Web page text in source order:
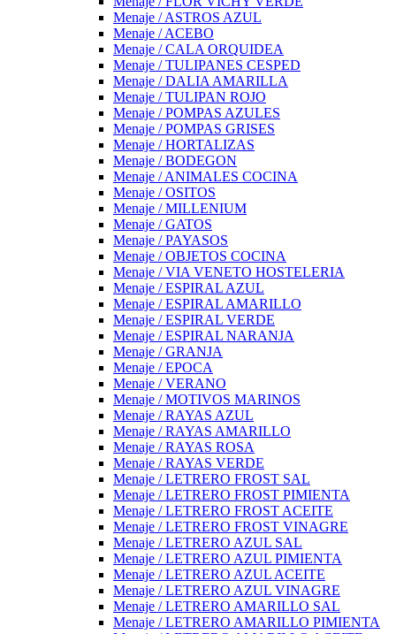
Menaje / ASTROS AZUL
Menaje / ACEBO
Menaje / CALA ORQUIDEA
Menaje / TULIPANES CESPED
Menaje / DALIA AMARILLA
Menaje / TULIPAN ROJO
Menaje / POMPAS AZULES
Menaje / POMPAS GRISES
Menaje / HORTALIZAS
Menaje / BODEGON
Menaje / ANIMALES COCINA
Menaje / OSITOS
Menaje / MILLENIUM
Menaje / GATOS
Menaje / PAYASOS
Menaje / OBJETOS COCINA
Menaje / VIA VENETO HOSTELERIA
Menaje / ESPIRAL AZUL
Menaje / ESPIRAL AMARILLO
Menaje / ESPIRAL VERDE
Menaje / ESPIRAL NARANJA
Menaje / GRANJA
Menaje / EPOCA
Menaje / VERANO
Menaje / MOTIVOS MARINOS
Menaje / RAYAS AZUL
Menaje / RAYAS AMARILLO
Menaje / RAYAS ROSA
Menaje / RAYAS VERDE
Menaje / LETRERO FROST SAL
Menaje / LETRERO FROST PIMIENTA
Menaje / LETRERO FROST ACEITE
Menaje / LETRERO FROST VINAGRE
Menaje / LETRERO AZUL SAL
Menaje / LETRERO AZUL PIMIENTA
Menaje / LETRERO AZUL ACEITE
Menaje / LETRERO AZUL VINAGRE
Menaje / LETRERO AMARILLO SAL
Menaje / LETRERO AMARILLO PIMIENTA